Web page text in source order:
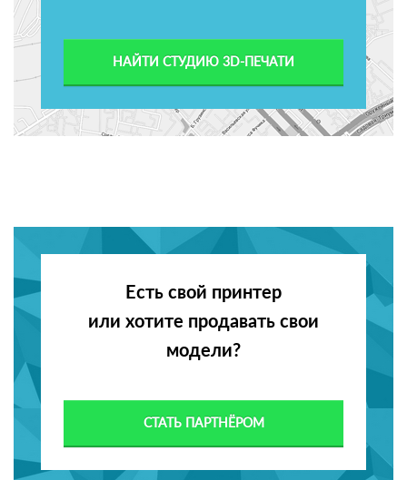
НАЙТИ СТУДИЮ 3D-ПЕЧАТИ
Есть свой принтер
или хотите продавать свои
модели?
СТАТЬ ПАРТНЁРОМ